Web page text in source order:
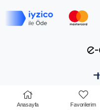
Anasayfa Favorilerim